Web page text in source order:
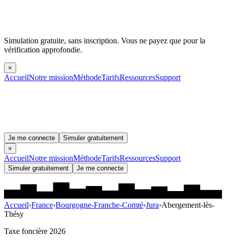
Simulation gratuite, sans inscription. Vous ne payez que pour la
vérification approfondie.
×
AccueilNotre missionMéthodeTarifsRessourcesSupport
Je me connecte
Simuler gratuitement
×
AccueilNotre missionMéthodeTarifsRessourcesSupport
Simuler gratuitement Je me connecte
Accueil›France›Bourgogne-Franche-Comté›Jura›Abergement-lès-
Thésy
Taxe foncière 2026